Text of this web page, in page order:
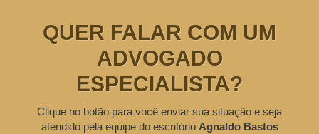
QUER FALAR COM UM
ADVOGADO
ESPECIALISTA?
Clique no botão para você enviar sua situação e seja
atendido pela equipe do escritório Agnaldo Bastos